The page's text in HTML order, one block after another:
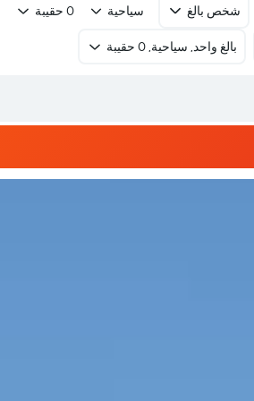
شخص بالغ سياحية 0 حقيبة
بالغ واحد, سياحية, 0 حقيبة